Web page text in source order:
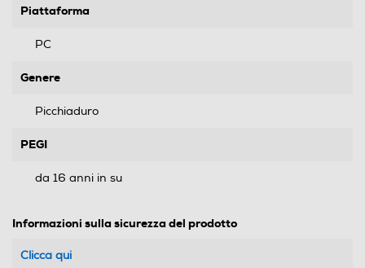
Piattaforma
PC
Genere
Picchiaduro
PEGI
da 16 anni in su
Informazioni sulla sicurezza del prodotto
Clicca qui